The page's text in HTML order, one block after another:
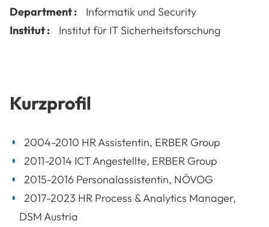
Department :
Informatik und Security
Institut :
Institut für IT Sicherheitsforschung
Kurzprofil
2004-2010 HR Assistentin, ERBER Group
2011-2014 ICT Angestellte, ERBER Group
2015-2016 Personalassistentin, NÖVOG
2017-2023 HR Process & Analytics Manager,
DSM Austria